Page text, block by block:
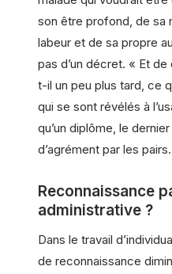
son être profond, de sa
labeur et de sa propre
pas d’un décret. « Et
t-il un peu plus tard, ce
qui se sont révélés à
qu’un diplôme, le
d’agrément par les pairs.
Reconnaissance
administrative ?
Dans le travail
de reconnaissance